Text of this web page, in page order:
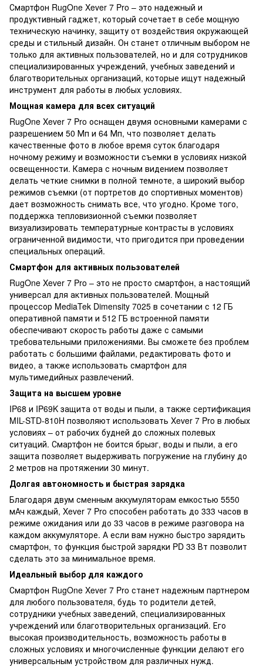
Смартфон RugOne Xever 7 Pro – это надежный и
продуктивный гаджет, который сочетает в себе мощную
техническую начинку, защиту от воздействия окружающей
среды и стильный дизайн. Он станет отличным выбором не
только для активных пользователей, но и для сотрудников
специализированных учреждений, учебных заведений и
благотворительных организаций, которые ищут надежный
инструмент для работы в любых условиях.
Мощная камера для всех ситуаций
RugOne Xever 7 Pro оснащен двумя основными камерами с
разрешением 50 Мп и 64 Мп, что позволяет делать
качественные фото в любое время суток благодаря
ночному режиму и возможности съемки в условиях низкой
освещенности. Камера с ночным видением позволяет
делать четкие снимки в полной темноте, а широкий выбор
режимов съемки (от портретов до спортивных моментов)
дает возможность снимать все, что угодно. Кроме того,
поддержка тепловизионной съемки позволяет
визуализировать температурные контрасты в условиях
ограниченной видимости, что пригодится при проведении
специальных операций.
Смартфон для активных пользователей
RugOne Xever 7 Pro – это не просто смартфон, а настоящий
универсал для активных пользователей. Мощный
процессор MediaTek Dimensity 7025 в сочетании с 12 ГБ
оперативной памяти и 512 ГБ встроенной памяти
обеспечивают скорость работы даже с самыми
требовательными приложениями. Вы сможете без проблем
работать с большими файлами, редактировать фото и
видео, а также использовать смартфон для
мультимедийных развлечений.
Защита на высшем уровне
IP68 и IP69K защита от воды и пыли, а также сертификация
MIL-STD-810H позволяют использовать Xever 7 Pro в любых
условиях – от рабочих будней до сложных полевых
ситуаций. Смартфон не боится брызг, воды и пыли, а его
защита позволяет выдерживать погружение на глубину до
2 метров на протяжении 30 минут.
Долгая автономность и быстрая зарядка
Благодаря двум сменным аккумуляторам емкостью 5550
мАч каждый, Xever 7 Pro способен работать до 333 часов в
режиме ожидания или до 33 часов в режиме разговора на
каждом аккумуляторе. А если вам нужно быстро зарядить
смартфон, то функция быстрой зарядки PD 33 Вт позволит
сделать это за минимальное время.
Идеальный выбор для каждого
Смартфон RugOne Xever 7 Pro станет надежным партнером
для любого пользователя, будь то родители детей,
сотрудники учебных заведений, специализированных
учреждений или благотворительных организаций. Его
высокая производительность, возможность работы в
сложных условиях и многочисленные функции делают его
универсальным устройством для различных нужд.